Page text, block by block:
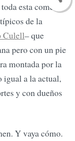
esta comedia
de la
Culell– que
pero con un pie
montada por la
igual a la actual,
y con dueños
Y vaya cómo.